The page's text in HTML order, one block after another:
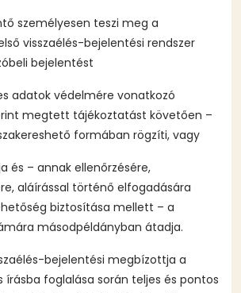
személyesen teszi meg a
visszaélés-bejelentési rendszer
bejelentést
adatok védelmére vonatkozó
megtett tájékoztatást követően –
formában rögzíti, vagy
és – annak ellenőrzésére,
aláírással történő elfogadására
biztosítása mellett – a
másodpéldányban átadja.
bejelentési megbízottja a
írásba foglalása során teljes és pontos